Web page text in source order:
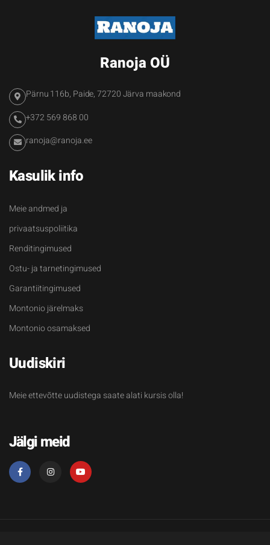
Ranoja OÜ
Pärnu 116b, Paide, 72720 Järva maakond
+372 569 868 00
ranoja@ranoja.ee
Kasulik info
Meie andmed ja
privaatsuspoliitika
Renditingimused
Ostu- ja tarnetingimused
Garantiitingimused
Montonio järelmaks
Montonio osamaksed
Uudiskiri
Meie ettevõtte uudistega saate alati kursis olla!
Jälgi meid